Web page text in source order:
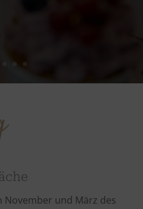
November und März des